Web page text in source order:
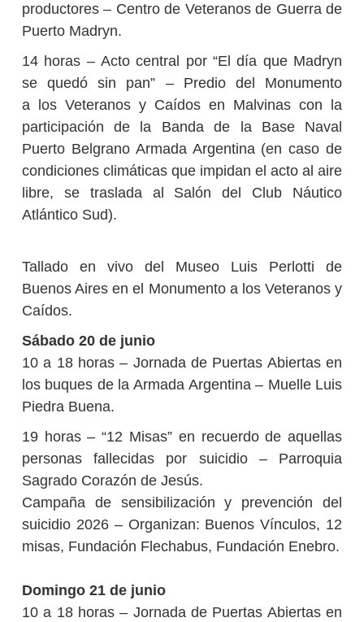
productores – Centro de Veteranos de Guerra de
Puerto Madryn.
14 horas – Acto central por “El día que Madryn
se quedó sin pan” – Predio del Monumento
a los Veteranos y Caídos en Malvinas con la
participación de la Banda de la Base Naval
Puerto Belgrano Armada Argentina (en caso de
condiciones climáticas que impidan el acto al aire
libre, se traslada al Salón del Club Náutico
Atlántico Sud).
Tallado en vivo del Museo Luis Perlotti de
Buenos Aires en el Monumento a los Veteranos y
Caídos.
Sábado 20 de junio
10 a 18 horas – Jornada de Puertas Abiertas en
los buques de la Armada Argentina – Muelle Luis
Piedra Buena.
19 horas – “12 Misas” en recuerdo de aquellas
personas fallecidas por suicidio – Parroquia
Sagrado Corazón de Jesús.
Campaña de sensibilización y prevención del
suicidio 2026 – Organizan: Buenos Vínculos, 12
misas, Fundación Flechabus, Fundación Enebro.
Domingo 21 de junio
10 a 18 horas – Jornada de Puertas Abiertas en